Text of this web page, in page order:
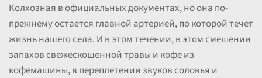
Колхозная в официальных документах, но она по-
прежнему остается главной артерией, по которой течет
жизнь нашего села. И в этом течении, в этом смешении
запахов свежескошенной травы и кофе из
кофемашины, в переплетении звуков соловья и